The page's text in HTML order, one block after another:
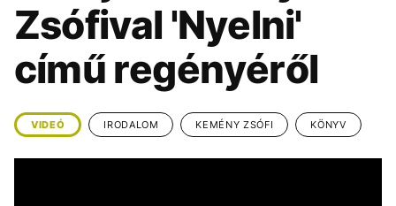
KÖZÉLET
ÉLETMÓD DESIGN
BESZÉLGETÉSEK ARCOK
VIDEÓ TÖRTÉNETEK
Zsófival 'Nyelni'
című regényéről
VIDEÓ IRODALOM KEMÉNY ZSÓFI KÖNYV